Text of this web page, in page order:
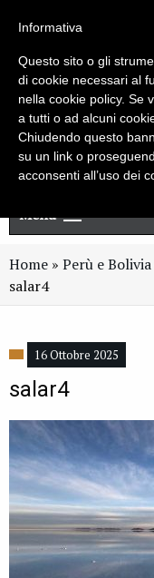
Newsletter
Menu
Home » Perù e
salar4
16 Ottobre 2025
salar4
Informativa
Questo sito o gli
di cookie necessari al
nella cookie policy. Se
a tutti o ad alcuni
Chiudendo questo
su un link o
acconsenti all’uso dei